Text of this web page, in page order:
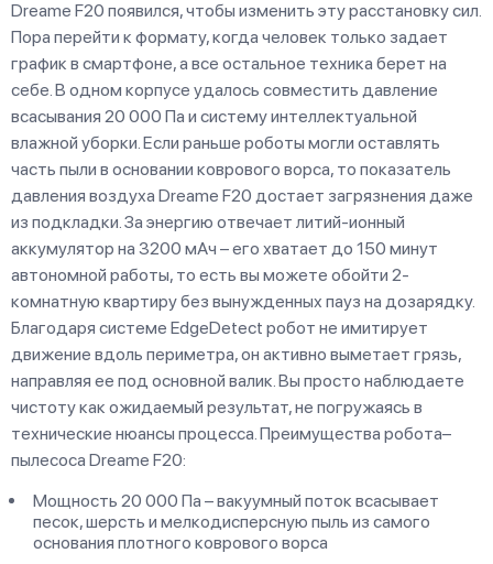
Dreame F20 появился, чтобы изменить эту расстановку сил.
Пора перейти к формату, когда человек только задает
график в смартфоне, а все остальное техника берет на
себе. В одном корпусе удалось совместить давление
всасывания 20 000 Па и систему интеллектуальной
влажной уборки. Если раньше роботы могли оставлять
часть пыли в основании коврового ворса, то показатель
давления воздуха Dreame F20 достает загрязнения даже
из подкладки. За энергию отвечает литий-ионный
аккумулятор на 3200 мАч – его хватает до 150 минут
автономной работы, то есть вы можете обойти 2-
комнатную квартиру без вынужденных пауз на дозарядку.
Благодаря системе EdgeDetect робот не имитирует
движение вдоль периметра, он активно выметает грязь,
направляя ее под основной валик. Вы просто наблюдаете
чистоту как ожидаемый результат, не погружаясь в
технические нюансы процесса. Преимущества робота–
пылесоса Dreame F20:
Мощность 20 000 Па – вакуумный поток всасывает
песок, шерсть и мелкодисперсную пыль из самого
основания плотного коврового ворса